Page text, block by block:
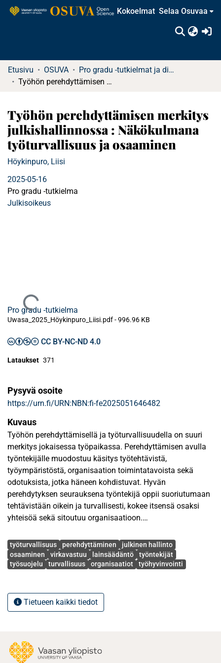
Kokoelmat Selaa Osuvaa
Etusivu OSUVA
Pro gradu -tutkielmat ja diplomityöt
Työhön perehdyttämisen merkitys julkishallinnossa : Näkökulmana työturvallisuus ja osaaminen
Työhön perehdyttämisen merkitys
julkishallinnossa : Näkökulmana
työturvallisuus ja osaaminen
Höykinpuro, Liisi
2025-05-16
Pro gradu -tutkielma
Julkisoikeus
Ladataan...
Pro gradu -tutkielma
Uwasa_2025_Höykinpuro_Liisi.pdf -996.96 KB
CC BY-NC-ND 4.0
Lataukset 371
Pysyvä osoite
https://urn.fi/URN:NBN:fi-fe2025051646482
Kuvaus
Työhön perehdyttämisellä ja työturvallisuudella on suuri
merkitys jokaisessa työpaikassa. Perehdyttämisen avulla
työntekijälle muodostuu käsitys työtehtävistä,
työympäristöstä, organisaation toimintatavoista sekä
odotuksista, jotka häneen kohdistuvat. Hyvän
perehdytyksen seurauksena työntekijä oppii suoriutumaan
tehtävistään oikein ja turvallisesti, kokee itsensä osaksi
yhteisöä sekä sitoutuu organisaatioon.
Työturvallisuuteen liittyvän osaamisen avulla voidaan
välttää riskien toteutumista työssä. Tutkimuksessa
keskitytään perehdyttämiseen, työturvallisuuteen ja
lainsäädäntöä perehdytykseen ja työturvallisuuteen liittyy,
millaista osaamista julkishallinnon työntekijällä tulisi olla
Tutkimuksessa käytetään lainopin lisäksi yhteyshakuista
lähestymistapaa, eli oikeuden- ja tieteenalat ylittävää
Avainsanat
työturvallisuus perehdyttäminen
julkinen hallinto
osaaminen
virkavastuu lainsäädäntö
työntekijät
työsuojelu
turvallisuus organisaatiot työhyvinvointi
Tietueen kaikki tiedot